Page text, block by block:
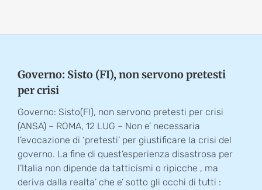
Governo: Sisto (FI), non servono pretesti
per crisi
Governo: Sisto(FI), non servono pretesti per crisi
(ANSA) – ROMA, 12 LUG – Non e’ necessaria
l’evocazione di ‘pretesti’ per giustificare la crisi del
governo. La fine di quest’esperienza disastrosa per
l’Italia non dipende da tatticismi o ripicche , ma
deriva dalla realta’ che e’ sotto gli occhi di tutti :